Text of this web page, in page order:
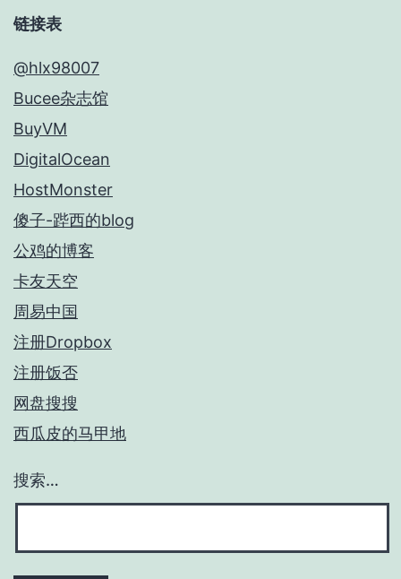
链接表
@hlx98007
Bucee杂志馆
BuyVM
DigitalOcean
HostMonster
傻子-跸西的blog
公鸡的博客
卡友天空
周易中国
注册Dropbox
注册饭否
网盘搜搜
西瓜皮的马甲地
搜索…